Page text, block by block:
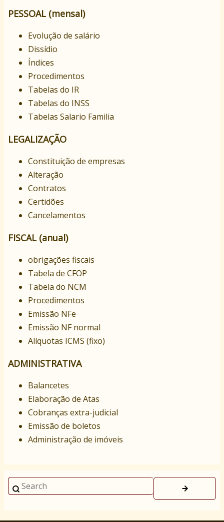
PESSOAL (mensal)
Evolução de salário
Dissídio
Índices
Procedimentos
Tabelas do IR
Tabelas do INSS
Tabelas Salario Familia
LEGALIZAÇÃO
Constituição de empresas
Alteração
Contratos
Certidões
Cancelamentos
FISCAL (anual)
obrigações fiscais
Tabela de CFOP
Tabela do NCM
Procedimentos
Emissão NFe
Emissão NF normal
Alíquotas ICMS (fixo)
ADMINISTRATIVA
Balancetes
Elaboração de Atas
Cobranças extra-judicial
Emissão de boletos
Administração de imóveis
Search